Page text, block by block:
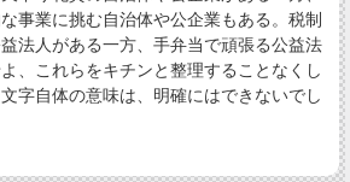
事業に挑む自治体や公企業もある。税制
法人がある一方、手弁当で頑張る公益法
、これらをキチンと整理することなくし
字自体の意味は、明確にはできないでし